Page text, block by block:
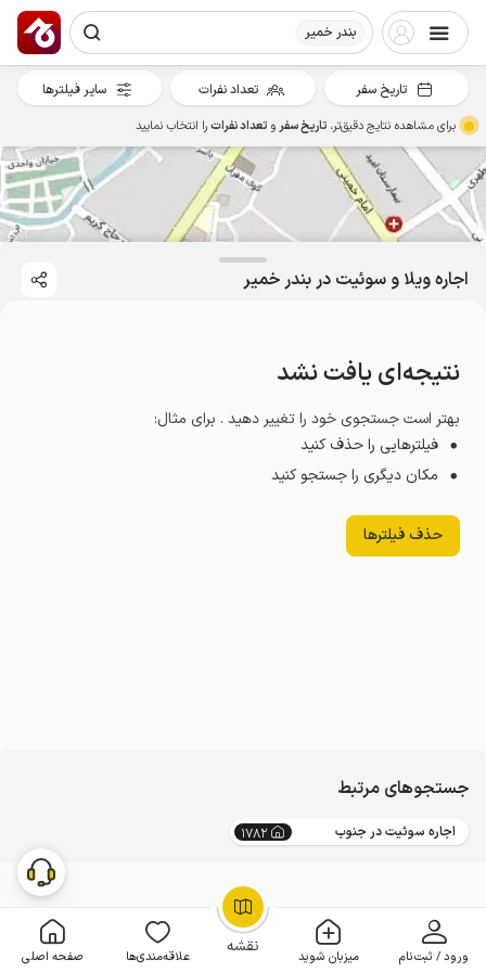
بندر خمیر
نقشه ورود / ثبت‌نام میزبان شوید علاقه‌مندی‌ها صفحه اصلی
OpenStreetMap
اجاره ویلا و سوئیت در بندر خمیر
نتیجه‌ای یافت نشد
بهتر است جستجوی خود را تغییر دهید . برای مثال:
فیلترهایی را حذف کنید
مکان دیگری را جستجو کنید
حذف فیلترها
جستجوهای مرتبط
اجاره سوئیت در جنوب 1782
تاریخ سفر تعداد نفرات سایر فیلترها
برای مشاهده نتایج دقیق‌تر، تاریخ سفرو تعداد نفراترا انتخاب نمایید